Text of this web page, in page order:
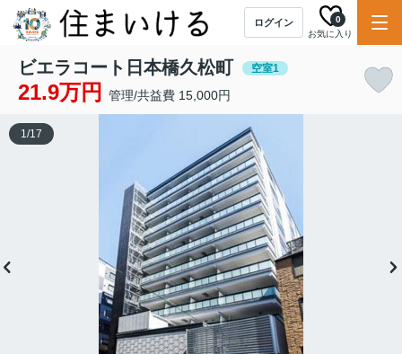
ログイン
お気に入り
0
ビエラコート日本橋久松町 空室1
21.9万円 管理/共益費 15,000円
1/17